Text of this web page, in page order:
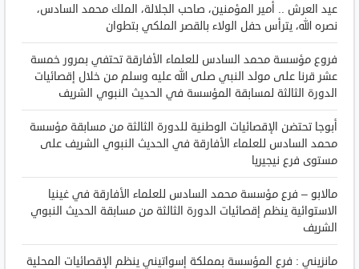
عيد العرش .. أمير المؤمنين، صاحب الجلالة، الملك محمد السادس،
نصره الله، يترأس حفل الولاء بالقصر الملكي بتطوان
فروع مؤسسة محمد السادس للعلماء الأفارقة تحتفي بمرور خمسة
عشر قرنا على مولد النبي صلى الله عليه وسلم من خلال إقصائيات
الدورة الثالثة لمسابقة المؤسسة في الحديث النبوي الشريف
أبوجا تحتضن الإقصائيات الوطنية للدورة الثالثة من مسابقة مؤسسة
محمد السادس للعلماء الأفارقة في الحديث النبوي الشريف على
مستوى فرع نيجيريا
مالابو – فرع مؤسسة محمد السادس للعلماء الأفارقة في غينيا
الاستوائية ينظم إقصائيات الدورة الثالثة من مسابقة الحديث النبوي
الشريف
مانزيني : فرع المؤسسة بمملكة إسواتيني ينظم الإقصائيات المحلية